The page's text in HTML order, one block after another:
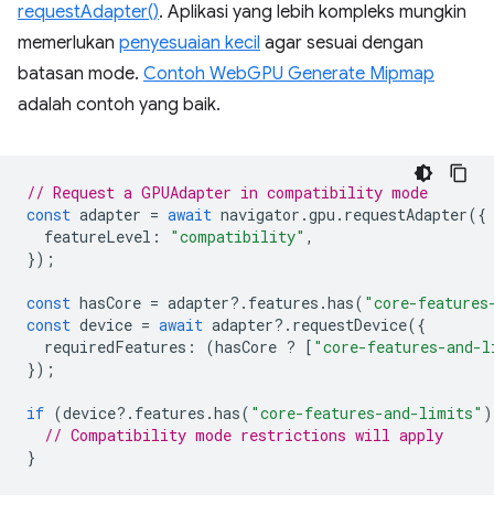
requestAdapter(). Aplikasi yang lebih kompleks mungkin
memerlukan penyesuaian kecil agar sesuai dengan
batasan mode. Contoh WebGPU Generate Mipmap
adalah contoh yang baik.
// Request a GPUAdapter in compatibility mode
const adapter = await navigator .gpu . requestAdapter({
featureLevel : "compatibility" ,
});
const hasCore = adapter? . features .has( "core-
const device = await adapter? . requestDevice({
requiredFeatures : (hasCore ? [ "core-features-
});
if (device? . features .has( "core-features-and-limits"
// Compatibility mode restrictions will apply
}